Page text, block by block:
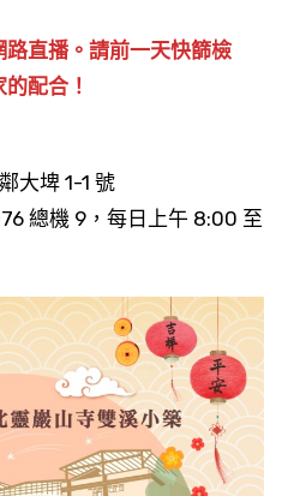
直播。請前一天快篩檢
配合！
大埤 1-1 號
總機 9，每日上午 8:00 至